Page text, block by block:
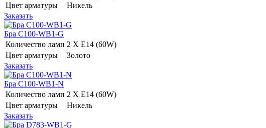
Цвет арматуры
Никель
Заказать
Бра C100-WB1-G
Количество ламп 2 Х E14 (60W)
Цвет арматуры
Золото
Заказать
Бра C100-WB1-N
Количество ламп 2 Х E14 (60W)
Цвет арматуры
Никель
Заказать